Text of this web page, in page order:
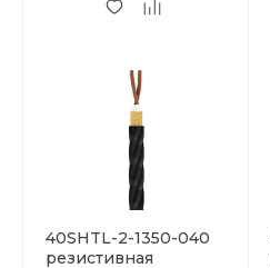
40SHTL-2-1350-040
резистивная